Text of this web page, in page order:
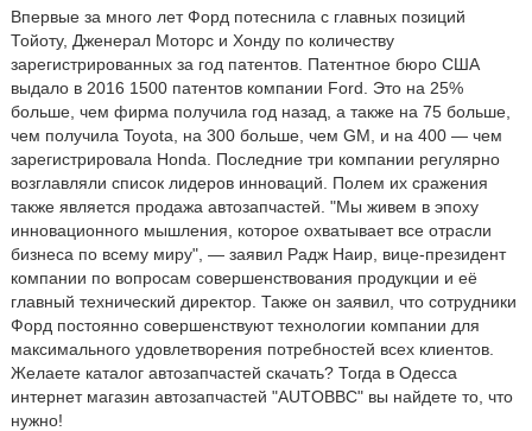
Впервые за много лет Форд потеснила с главных позиций
Тойоту, Дженерал Моторс и Хонду по количеству
зарегистрированных за год патентов. Патентное бюро США
выдало в 2016 1500 патентов компании Ford. Это на 25%
больше, чем фирма получила год назад, а также на 75 больше,
чем получила Toyota, на 300 больше, чем GM, и на 400 — чем
зарегистрировала Honda. Последние три компании регулярно
возглавляли список лидеров инноваций. Полем их сражения
также является продажа автозапчастей. "Мы живем в эпоху
инновационного мышления, которое охватывает все отрасли
бизнеса по всему миру", — заявил Радж Наир, вице-президент
компании по вопросам совершенствования продукции и её
главный технический директор. Также он заявил, что сотрудники
Форд постоянно совершенствуют технологии компании для
максимального удовлетворения потребностей всех клиентов.
Желаете каталог автозапчастей скачать? Тогда в Одесса
интернет магазин автозапчастей "AUTOBBC" вы найдете то, что
нужно!